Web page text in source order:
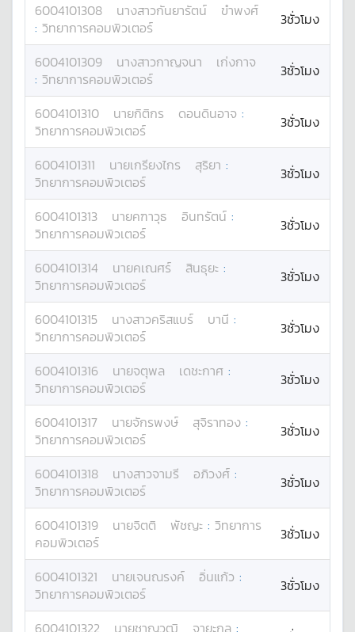
6004101308 นางสาวกันยารัตน์
ขำพงศ์
: วิทยาการคอมพิวเตอร์ 3ชั่วโมง
6004101309 นางสาวกาญจนา
เก่งกาจ
: วิทยาการคอมพิวเตอร์ 3ชั่วโมง
6004101310 นายกิติกร ดอนดินอาจ :
วิทยาการคอมพิวเตอร์
3ชั่วโมง
6004101311 นายเกรียงไกร สุริยา :
วิทยาการคอมพิวเตอร์
3ชั่วโมง
6004101313 นายคฑาวุธ อินทรัตน์ :
วิทยาการคอมพิวเตอร์
3ชั่วโมง
6004101314 นายคเณศร์ สินธุยะ :
วิทยาการคอมพิวเตอร์
3ชั่วโมง
6004101315 นางสาวคริสแบร์ บานี :
วิทยาการคอมพิวเตอร์
3ชั่วโมง
6004101316 นายจตุพล เดชะกาศ :
วิทยาการคอมพิวเตอร์
3ชั่วโมง
6004101317 นายจักรพงษ์ สุจิราทอง :
วิทยาการคอมพิวเตอร์
3ชั่วโมง
6004101318 นางสาวจามรี อภิวงศ์ :
วิทยาการคอมพิวเตอร์
3ชั่วโมง
6004101319 นายจิตติ พัชญะ : วิทยาการ
คอมพิวเตอร์
3ชั่วโมง
6004101321 นายเจนณรงค์ อิ่นแก้ว :
วิทยาการคอมพิวเตอร์
3ชั่วโมง
6004101322 นายชาญวุฒิ จายะกุล :